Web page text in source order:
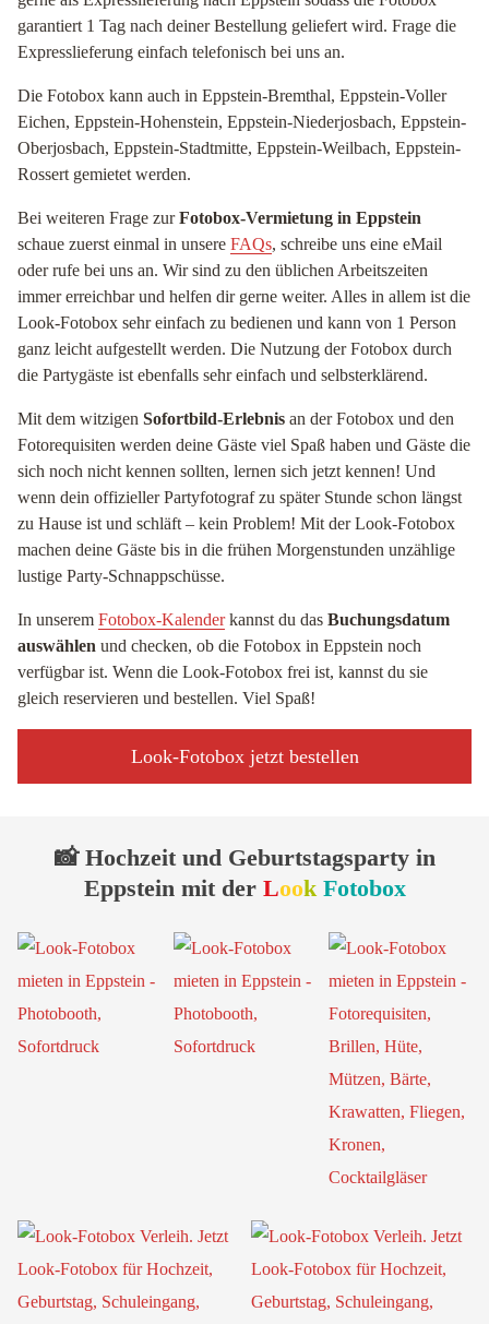
garantiert 1 Tag nach deiner Bestellung geliefert wird. Frage die
Expresslieferung einfach telefonisch bei uns an.
Die Fotobox kann auch in Eppstein-Bremthal, Eppstein-Voller
Eichen, Eppstein-Hohenstein, Eppstein-Niederjosbach, Eppstein-
Oberjosbach, Eppstein-Stadtmitte, Eppstein-Weilbach, Eppstein-
Rossert gemietet werden.
Bei weiteren Frage zurFotobox-Vermietung in Eppstein
schaue zuerst einmal in unsere FAQs, schreibe uns eine eMail
oder rufe bei uns an. Wir sind zu den üblichen Arbeitszeiten
immer erreichbar und helfen dir gerne weiter. Alles in allem ist die
Look-Fotobox sehr einfach zu bedienen und kann von 1 Person
ganz leicht aufgestellt werden. Die Nutzung der Fotobox durch
die Partygäste ist ebenfalls sehr einfach und selbsterklärend.
Mit dem witzigen Sofortbild-Erlebnis an der Fotobox und den
Fotorequisiten werden deine Gäste viel Spaß haben und Gäste die
sich noch nicht kennen sollten, lernen sich jetzt kennen! Und
wenn dein offizieller Partyfotograf zu später Stunde schon längst
zu Hause ist und schläft – kein Problem! Mit der Look-Fotobox
machen deine Gäste bis in die frühen Morgenstunden unzählige
lustige Party-Schnappschüsse.
In unserem Fotobox-Kalenderkannst du das Buchungsdatum
auswählen und checken, ob die Fotobox in Eppstein noch
verfügbar ist. Wenn die Look-Fotobox frei ist, kannst du sie
gleich reservieren und bestellen. Viel Spaß!
Look-Fotobox jetzt bestellen
📸 Hochzeit und Geburtstagsparty in
Eppstein mit der Look Fotobox